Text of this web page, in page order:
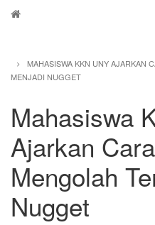
Breadcrumb
MAHASISWA KKN UNY AJARKAN
MENJADI NUGGET
Mahasiswa
Ajarkan
Mengolah
Nugget